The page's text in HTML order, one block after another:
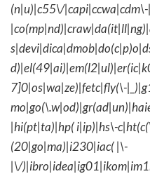
(n|u)|c55\/
7]0|os|wa|ze)|fetc|fly(\-
|hi(pt|ta)|hp( i|ip)|hs\-
(20|go|ma)|i230|iac( |\-
|\/